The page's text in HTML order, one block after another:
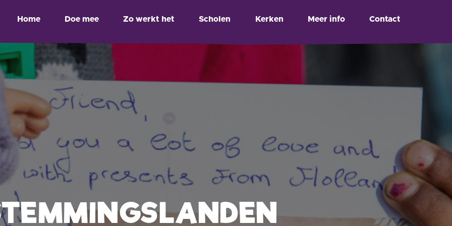
Home Doe mee Zo werkt het Scholen Kerken Meer info Contact